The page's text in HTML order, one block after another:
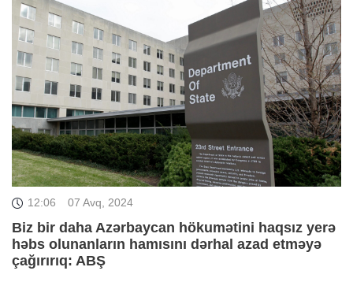
12:06 07 Avq, 2024
Biz bir daha Azərbaycan hökumətini haqsız yerə
həbs olunanların hamısını dərhal azad etməyə
çağırırıq: ABŞ